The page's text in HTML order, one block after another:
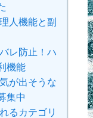
人機能と副
レ防止！ハ
機能
が出そうな
集中
るカテゴリ